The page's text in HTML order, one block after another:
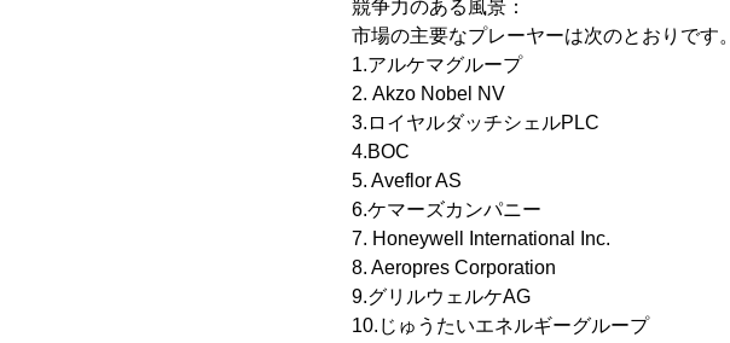
競争力のある風景：
市場の主要なプレーヤーは次のとおりです。
1.アルケマグループ
2. Akzo Nobel NV
3.ロイヤルダッチシェルPLC
4.BOC
5. Aveflor AS
6.ケマーズカンパニー
7. Honeywell International Inc.
8. Aeropres Corporation
9.グリルウェルケAG
10.じゅうたいエネルギーグループ